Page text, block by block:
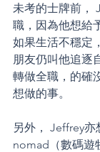
未考的士牌前，
職，因為他想給
如果生活不穩定
朋友仍叫他追逐
轉做全職，的確
想做的事。
另外， Jeffrey
nomad（數碼遊